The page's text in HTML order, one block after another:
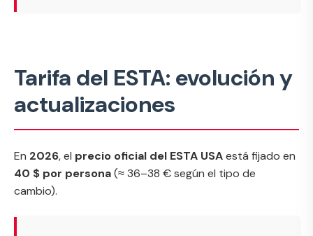
Tarifa del ESTA: evolución y
actualizaciones
En 2026, el precio oficial del ESTA USAestá fijado en
40 $ por persona(≈ 36–38 € según el tipo de
cambio).